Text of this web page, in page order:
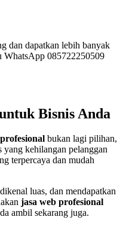
dan dapatkan lebih banyak
WhatsApp 085722250509
Bisnis Anda
bukan lagi pilihan,
kehilangan pelanggan
terpercaya dan mudah
luas, dan mendapatkan
jasa web profesional
ambil sekarang juga.